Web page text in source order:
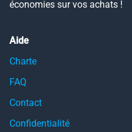
économies sur vos achats !
Aide
Charte
FAQ
Contact
Confidentialité